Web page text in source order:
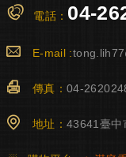
電話： 04-
E-mail :
傳真：04-
地址：43641臺中